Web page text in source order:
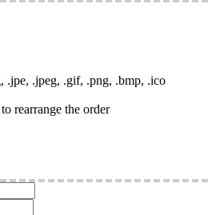
.jpe, .jpeg, .gif, .png, .bmp, .ico
rearrange the order